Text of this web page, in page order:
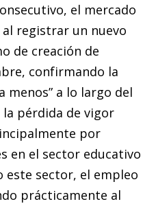
el mercado
registrar un nuevo
de creación de
confirmando la
menos” a lo largo del
pérdida de vigor
por
en el sector educativo
este sector, el empleo
prácticamente al